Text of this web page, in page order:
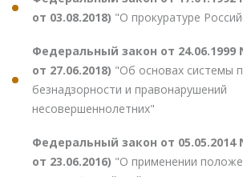
от 03.08.2018) "О прокуратуре
Федеральный закон от 24.06.1999
от 27.06.2018) "Об основах системы
безнадзорности и правонарушений
несовершеннолетних"
Федеральный закон от 05.05.2014
от 23.06.2016) "О применении